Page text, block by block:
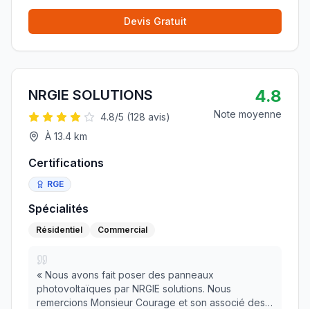
Devis Gratuit
NRGIE SOLUTIONS
4.8/5 (128 avis)
À 13.4 km
4.8
Note moyenne
Certifications
RGE
Spécialités
Résidentiel Commercial
« Nous avons fait poser des panneaux
photovoltaïques par NRGIE solutions. Nous
remercions Monsieur Courage et son associé des